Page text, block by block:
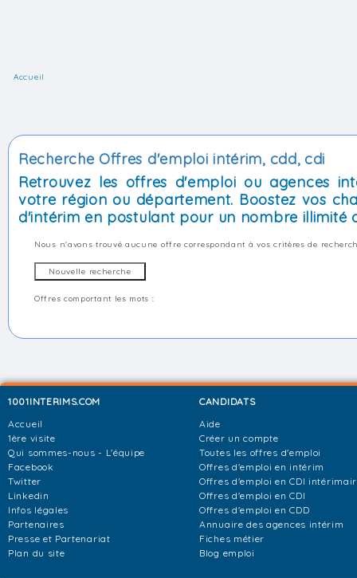
Accueil
Recherche Offres d'emploi intérim, cdd, cdi
Retrouvez les offres d'emploi ou agences
votre région ou département. Boostez vos
d'intérim en postulant pour un nombre illimité
Nous n'avons trouvé aucune offre correspondant à vos critères de
Offres comportant les mots :
1001INTERIMS.COM
Accueil
1ère visite
Qui sommes-nous - L'équipe
Facebook
Twitter
Linkedin
Infos légales
Partenaires
Presse et Partenariat
Plan du site
CANDIDATS
Aide
Créer un compte
Toutes les offres d'emploi
Offres d'emploi en intérim
Offres d'emploi en CDI
Offres d'emploi en CDI
Offres d'emploi en CDD
Annuaire des agences intérim
Fiches métier
Blog emploi